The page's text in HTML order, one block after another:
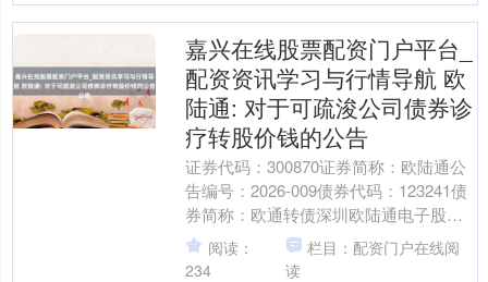
嘉兴在线股票配资门户平台_
配资资讯学习与行情导航 欧
陆通: 对于可疏浚公司债券诊
疗转股价钱的公告
证券代码：300870证券简称：欧陆通公
告编号：2026-009债券代码：123241债
券简称：欧通转债深圳欧陆通电子股份
有限公司本公司及董事会整体成员保证
信息....
阅读：
234
栏目：配资门户在线阅
读